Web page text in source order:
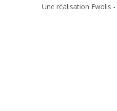
Une réalisation Ewolis